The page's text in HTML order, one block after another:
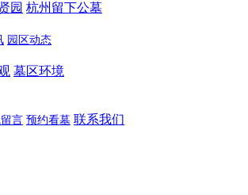
园 杭州留下公墓
园区动态
墓区环境
言 预约看墓 联系我们